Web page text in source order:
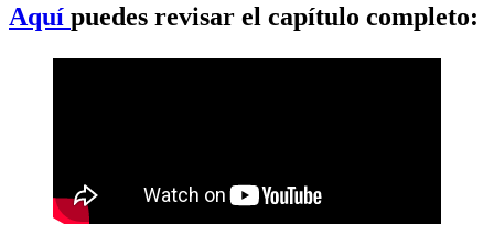
Aquí puedes revisar el capítulo completo: